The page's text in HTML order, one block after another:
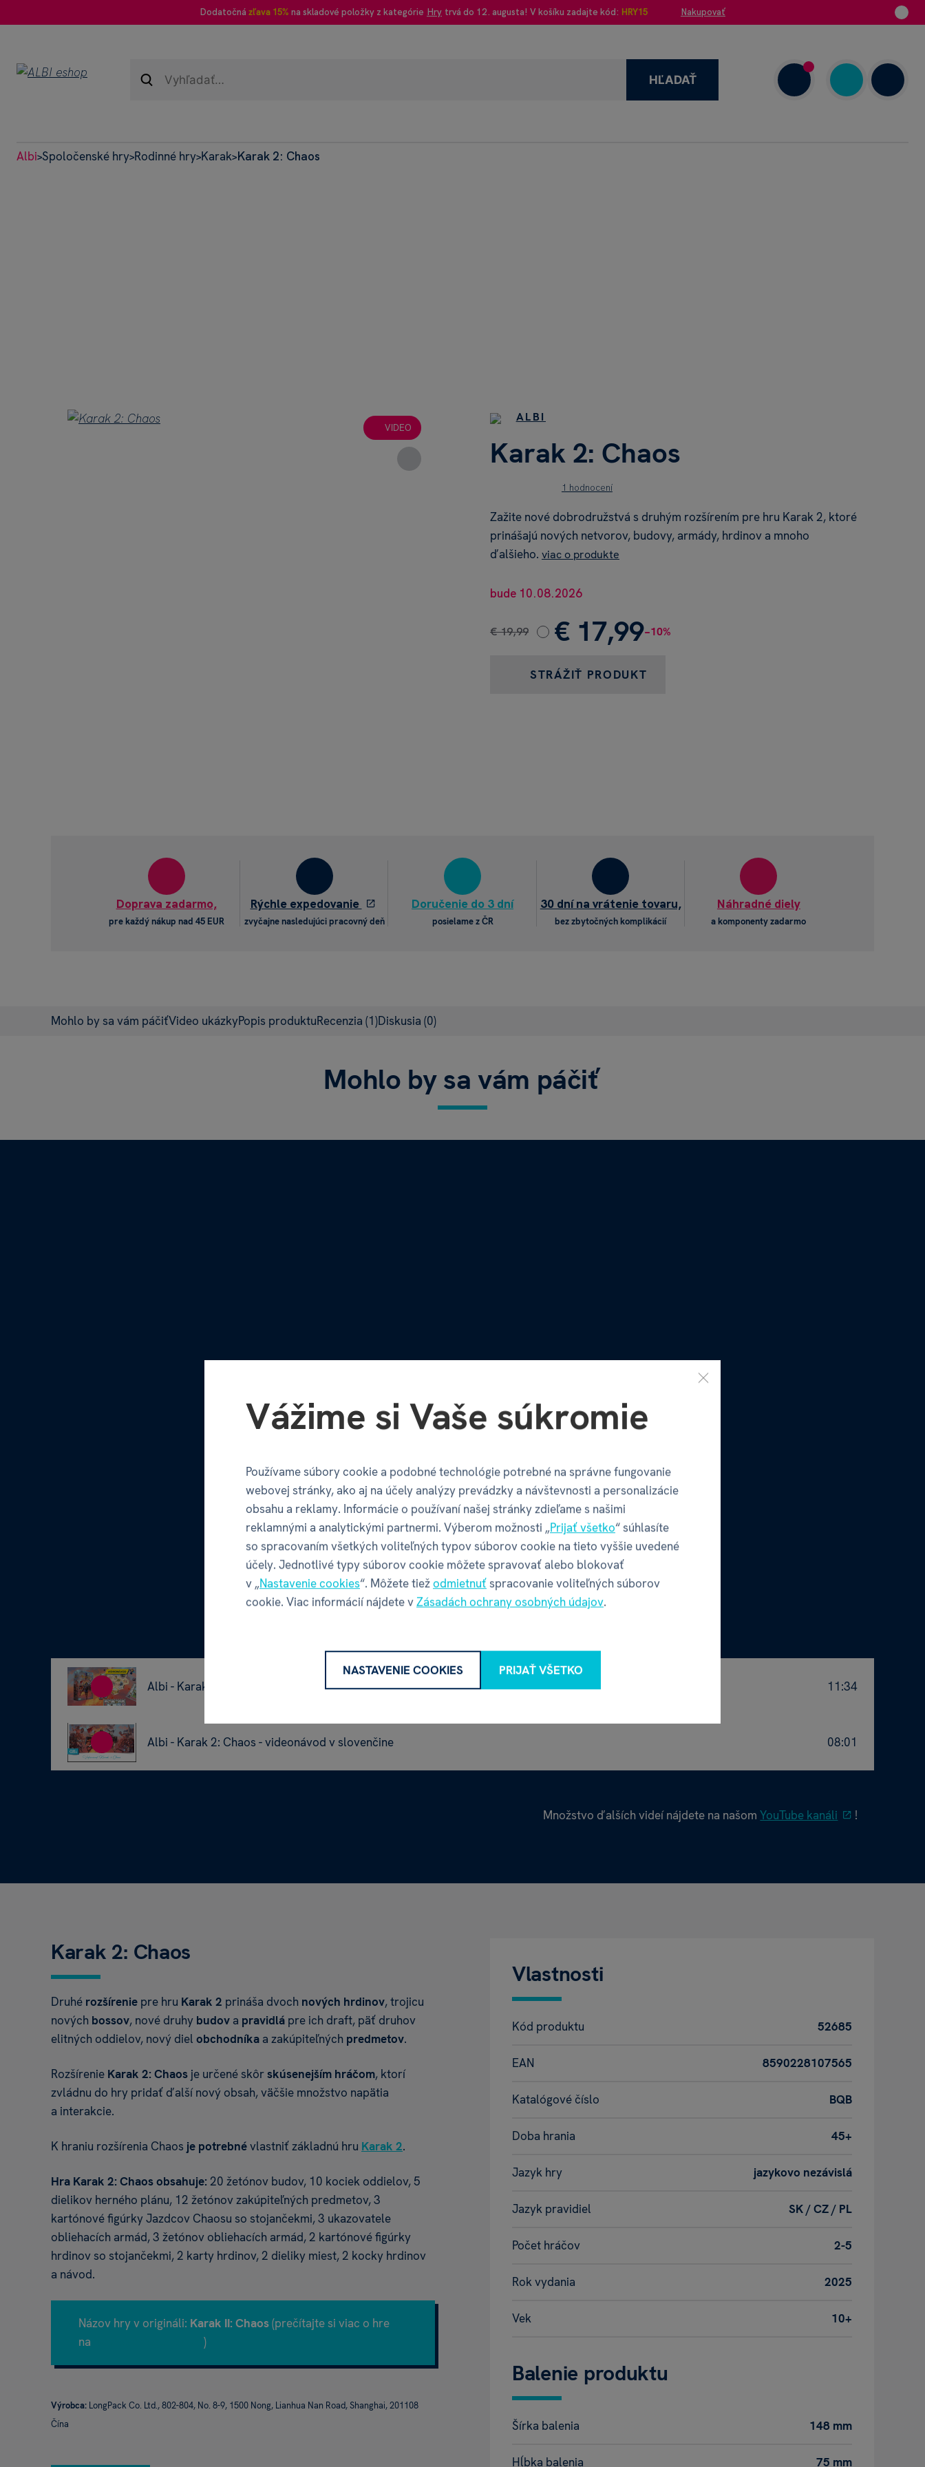
Dodatočná zľava 15% na skladové položky z kategórie Hry trvá do 12. augusta! V košíku zadajte kód: HRY15 Nakupovať
HĽADAŤ
Albi>Spoločenské hry>Rodinné hry>Karak>Karak 2: Chaos
VIDEO
ALBI
Karak 2: Chaos
1 hodnocení
Zažite nové dobrodružstvá s druhým rozšírením pre hru Karak 2, ktoré
prinášajú nových netvorov, budovy, armády, hrdinov a mnoho
ďalšieho. viac o produkte
bude 10.08.2026
€ 19,99 € 17,99−10%
STRÁŽIŤ PRODUKT
Doprava zadarmo,
pre každý nákup nad 45 EUR
Rýchle expedovanie
zvyčajne nasledujúci pracovný deň
Doručenie do 3 dní
posielame z ČR
30 dní na vrátenie tovaru,
bez zbytočných komplikácií
Náhradné diely
a komponenty zadarmo
Mohlo by sa vám páčiťVideo ukázkyPopis produktuRecenzia (1)Diskusia (0)
Mohlo by sa vám páčiť
Albi - Karak 2: Chaos - videonávod 11:34
Albi - Karak 2: Chaos - videonávod v slovenčine 08:01
Množstvo ďalších videí nájdete na našomYouTube kanáli !
Karak 2: Chaos
Druhé rozšírenie pre hru Karak 2 prináša dvoch nových hrdinov, trojicu
nových bossov, nové druhy budov a pravidlá pre ich draft, päť druhov
elitných oddielov, nový diel obchodníka a zakúpiteľných predmetov.
Rozšírenie Karak 2: Chaos je určené skôrskúsenejším hráčom, ktorí
zvládnu do hry pridať ďalší nový obsah, väčšie množstvo napätia
a interakcie.
K hraniu rozšírenia Chaos je potrebnévlastniť základnú hru Karak 2.
Hra Karak 2: Chaos obsahuje: 20 ​​žetónov budov, 10 kociek oddielov, 5
dielikov herného plánu, 12 žetónov zakúpiteľných predmetov, 3
kartónové figúrky Jazdcov Chaosu so stojančekmi, 3 ukazovatele
obliehacích armád, 3 žetónov obliehacích armád, 2 kartónové figúrky
hrdinov so stojančekmi, 2 karty hrdinov, 2 dieliky miest, 2 kocky hrdinov
a návod.
Názov hry v origináli: Karak II: Chaos(prečítajte si viac o hre
na
)
Výrobca: LongPack Co. Ltd., 802-804, No. 8-9, 1500 Nong, Lianhua Nan Road, Shanghai, 201108
Čína
Vlastnosti
Kód produktu 52685
EAN 8590228107565
Katalógové číslo BQB
Doba hrania 45+
Jazyk hry jazykovo nezávislá
Jazyk pravidiel SK / CZ / PL
Počet hráčov 2-5
Rok vydania 2025
Vek 10+
Balenie produktu
Šírka balenia 148 mm
Hĺbka balenia 75 mm
Vážime si Vaše súkromie
Používame súbory cookie a podobné technológie potrebné na správne fungovanie
webovej stránky, ako aj na účely analýzy prevádzky a návštevnosti a personalizácie
obsahu a reklamy. Informácie o používaní našej stránky zdieľame s našimi
reklamnými a analytickými partnermi. Výberom možnosti „Prijať všetko“ súhlasíte
so spracovaním všetkých voliteľných typov súborov cookie na tieto vyššie uvedené
účely. Jednotlivé typy súborov cookie môžete spravovať alebo blokovať
v „Nastavenie cookies“. Môžete tiežodmietnuťspracovanie voliteľných súborov
cookie. Viac informácií nájdete vZásadách ochrany osobných údajov.
NASTAVENIE COOKIES PRIJAŤ VŠETKO